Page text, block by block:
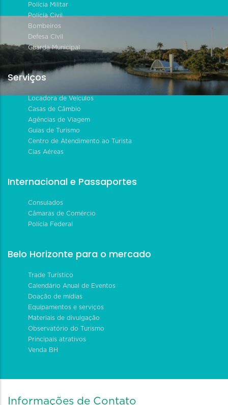
Polícia Militar
Polícia Civil
Bombeiros
Defesa Civil
Guarda Municipal
Serviços
Locadora de Veículos
Casas de Câmbio
Agências de Viagem
Guias de Turismo
Centro de Atendimento ao Turista
Cias Aéreas
Internacional e Passaportes
Consulados
Câmaras de Comércio
Polícia Federal
Belo Horizonte para o mercado
Trade Turístico
Calendário Anual de Eventos
Doação de mídias
Equipamentos e serviços
Materiais de divulgação
Observatório do Turismo
Principais atrativos
Venda BH
Informações de Contato